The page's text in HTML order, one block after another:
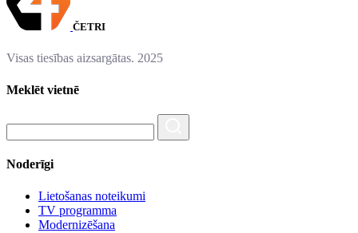
ČETRI
Visas tiesības aizsargātas. 2025
Meklēt vietnē
Noderīgi
Lietošanas noteikumi
TV programma
Modernizēšana